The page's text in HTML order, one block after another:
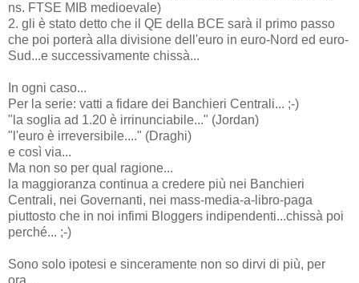
ns. FTSE MIB medioevale)
2. gli è stato detto che il QE della BCE sarà il primo passo
che poi porterà alla divisione dell'euro in euro-Nord ed euro-
Sud...e successivamente chissà...
In ogni caso...
Per la serie: vatti a fidare dei Banchieri Centrali... ;-)
"la soglia ad 1.20 è irrinunciabile..." (Jordan)
"l'euro è irreversibile...." (Draghi)
e così via...
Ma non so per qual ragione...
la maggioranza continua a credere più nei Banchieri
Centrali, nei Governanti, nei mass-media-a-libro-paga
piuttosto che in noi infimi Bloggers indipendenti...chissà poi
perché... ;-)
Sono solo ipotesi e sinceramente non so dirvi di più, per
ora....